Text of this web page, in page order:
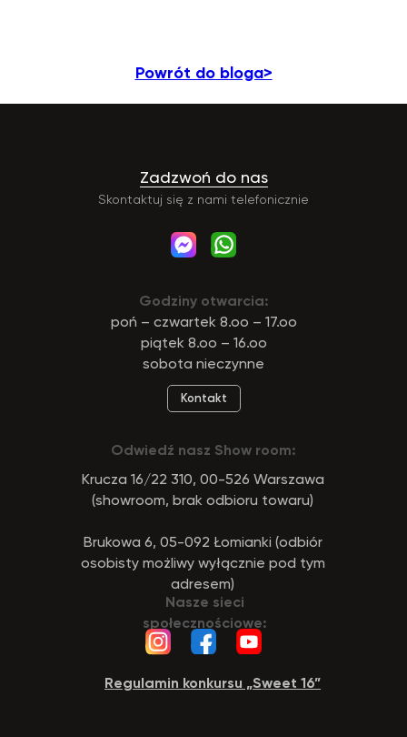
Powrót do bloga>
Skontaktuj się z nami telefonicznie
Zadzwoń do nas
Godziny otwarcia:
poń – czwartek 8.oo – 17.oo
piątek 8.oo – 16.oo
sobota nieczynne
Regulamin konkursu „Sweet 16”
Odwiedź nasz Show room:
Krucza 16/22 310, 00-526 Warszawa
(showroom, brak odbioru towaru)
Brukowa 6, 05-092 Łomianki (odbiór
osobisty możliwy wyłącznie pod tym
adresem)
Kontakt
Nasze sieci
społecznościowe: